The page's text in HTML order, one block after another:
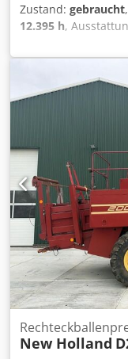
Zustand: gebraucht
12.395 h,
G400017 Ab sofort
Kaufungen Mehr
GmbH (Deutsch,
Awo Aayskr *
Ukrainisch,
Schnellwechsler
Räumschild Motor
Tieflöffel 900 mm
vorbehalten Gerne
in Zahlung.
GOLEC
English, Spanish,
Bulgarisch. ----.
New Holland